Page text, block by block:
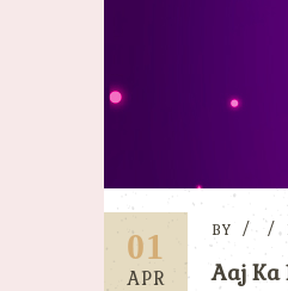
01
APR
BY
Aaj Ka